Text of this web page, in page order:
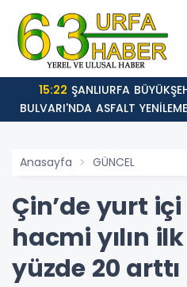
15:22
BULVARI'NDA ASFALT
Anasayfa GÜNCEL
Çin’de yurt
hacmi yılın
yüzde 20 arttı